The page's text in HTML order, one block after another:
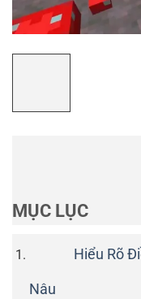
MỤC LỤC
Hiểu Rõ
Nâu